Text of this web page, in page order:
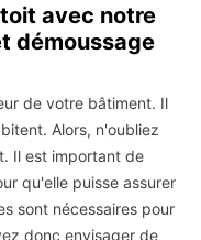
avec notre
démoussage
de votre bâtiment. Il
Alors, n'oubliez
Il est important de
qu'elle puisse assurer
sont nécessaires pour
donc envisager de